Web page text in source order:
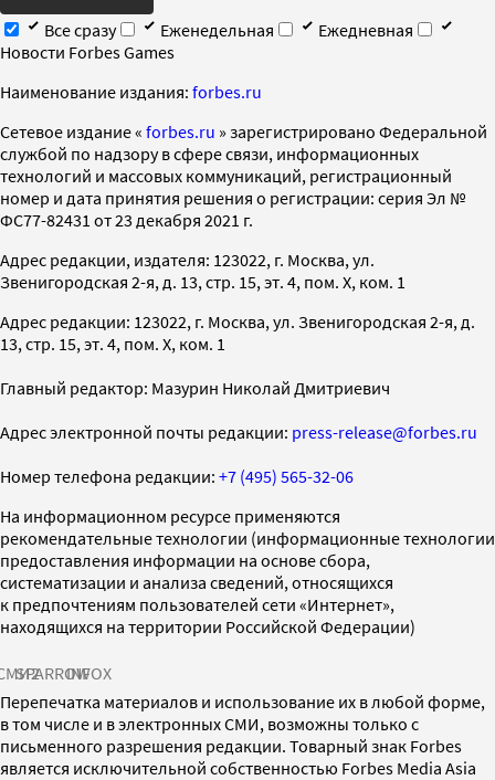
Все сразу
Еженедельная
Ежедневная
Новости Forbes Games
Наименование издания: forbes.ru
Cетевое издание « forbes.ru » зарегистрировано Федеральной
службой по надзору в сфере связи, информационных
технологий и массовых коммуникаций, регистрационный
номер и дата принятия решения о регистрации: серия Эл №
ФС77-82431 от 23 декабря 2021 г.
Адрес редакции, издателя: 123022, г. Москва, ул.
Звенигородская 2-я, д. 13, стр. 15, эт. 4, пом. X, ком. 1
Адрес редакции: 123022, г. Москва, ул. Звенигородская 2-я, д.
13, стр. 15, эт. 4, пом. X, ком. 1
Главный редактор: Мазурин Николай Дмитриевич
Адрес электронной почты редакции: press-release@forbes.ru
Номер телефона редакции: +7 (495) 565-32-06
На информационном ресурсе применяются
рекомендательные технологии (информационные технологии
предоставления информации на основе сбора,
систематизации и анализа сведений, относящихся
к предпочтениям пользователей сети «Интернет»,
находящихся на территории Российской Федерации)
SPARROWINFOX
Перепечатка материалов и использование их в любой форме,
в том числе и в электронных СМИ, возможны только с
письменного разрешения редакции. Товарный знак Forbes
является исключительной собственностью Forbes Media Asia